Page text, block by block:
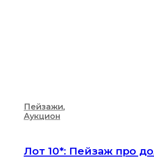
Пейзажи,
Аукцион
Лот 10*: Пейзаж про